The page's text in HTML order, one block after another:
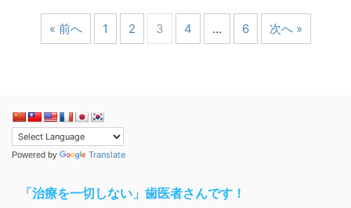
« 前へ 1 2 3 4 … 6 次へ »
Powered by Translate
「治療を一切しない」歯医者さんです！